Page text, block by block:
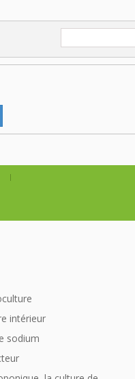
intérieur
sodium